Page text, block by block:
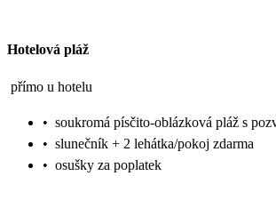
Hotelová pláž
přímo u hotelu
• soukromá písčito-oblázková pláž s
• slunečník + 2 lehátka/pokoj zdarma
• osušky za poplatek